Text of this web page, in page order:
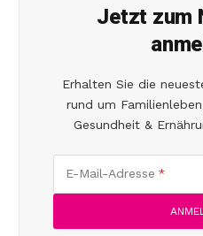
Jetzt zum
Erhalten Sie die
rund um
Gesundheit &
E-Mail-Adresse